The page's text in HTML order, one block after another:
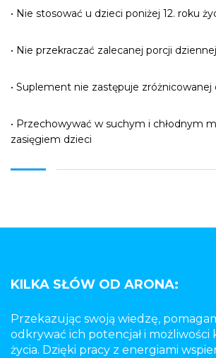
• Nie stosować u dzieci poniżej 12. roku
• Nie przekraczać zalecanej porcji dziennej
• Suplement nie zastępuje zróżnicowanej
• Przechowywać w suchym i chłodnym
zasięgiem dzieci
KILKA SŁÓW OD ARONA:
Przekazując swoją wiedzę,
odkrywać ich potencjał i możliwości
życia. Dzięki pracy z energiami